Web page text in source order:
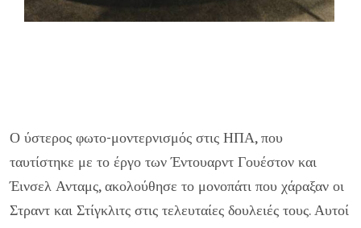
Ο ύστερος φωτο-μοντερνισμός στις ΗΠΑ, που
ταυτίστηκε με το έργο των Έντουαρντ Γουέστον και
Έινσελ Ανταμς, ακολούθησε το μονοπάτι που χάραξαν οι
Στραντ και Στίγκλιτς στις τελευταίες δουλειές τους. Αυτοί